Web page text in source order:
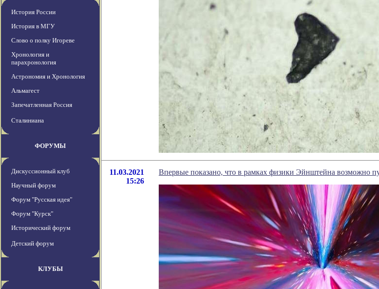
История России
История в МГУ
Слово о полку Игореве
Хронология и
парахронология
Астрономия и Хронология
Альмагест
Запечатленная Россия
Сталиниана
ФОРУМЫ
Дискуссионный клуб
Научный форум
Форум "Русская идея"
Форум "Курск"
Исторический форум
Детский форум
КЛУБЫ
11.03.2021
15:26
Впервые показано, что в рамках физики Эйнштейна возможно